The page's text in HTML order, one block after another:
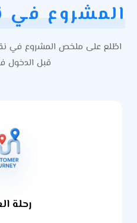
المشروع في
اطّلع على ملخص المشروع في
قبل الدخول
رحلة